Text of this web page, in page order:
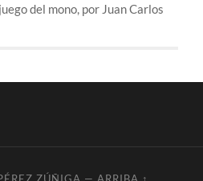
del mono, por Juan Carlos
ZÚÑIGA — ARRIBA ↑